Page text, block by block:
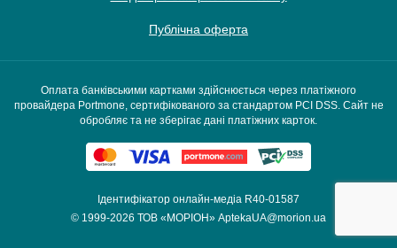
Публічна оферта
Ідентифікатор онлайн-медіа R40-01587
© 1999-2026 ТОВ «МОРІОН» AptekaUA@morion.ua
Оплата банківськими картками здійснюється через платіжного
провайдера Portmone, сертифікованого за стандартом PCI DSS. Сайт не
обробляє та не зберігає дані платіжних карток.